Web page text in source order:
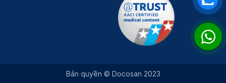
Bản quyền © Docosan 2023